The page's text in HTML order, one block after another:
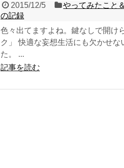
2015/12/5 やってみたこと
の記録
色々出てますよね。鍵なしで開け
ク」 快適な妄想生活にも欠かせ
た。 ...
記事を読む